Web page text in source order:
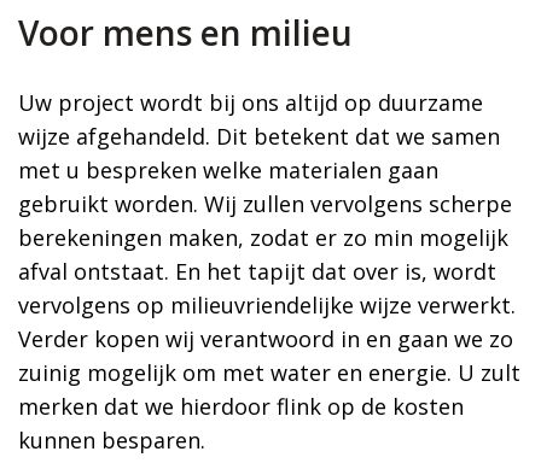
Voor mens en milieu
Uw project wordt bij ons altijd op duurzame
wijze afgehandeld. Dit betekent dat we samen
met u bespreken welke materialen gaan
gebruikt worden. Wij zullen vervolgens scherpe
berekeningen maken, zodat er zo min mogelijk
afval ontstaat. En het tapijt dat over is, wordt
vervolgens op milieuvriendelijke wijze verwerkt.
Verder kopen wij verantwoord in en gaan we zo
zuinig mogelijk om met water en energie. U zult
merken dat we hierdoor flink op de kosten
kunnen besparen.